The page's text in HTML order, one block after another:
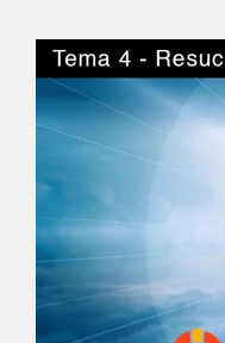
Pormichael